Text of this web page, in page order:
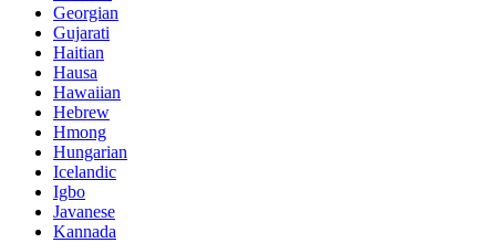
Georgian
Gujarati
Haitian
Hausa
Hawaiian
Hebrew
Hmong
Hungarian
Icelandic
Igbo
Javanese
Kannada